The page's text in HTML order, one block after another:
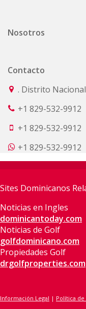
Nosotros
Contacto
. Distrito
+1 829-532-9912
+1 829-532-9912
+1 829-532-9912
Sites Dominicanos
Noticias en Ingles
dominicantoday.com
Noticias de Golf
golfdominicano.com
Propiedades Golf
drgolfproperties.com
Información Legal | Política de